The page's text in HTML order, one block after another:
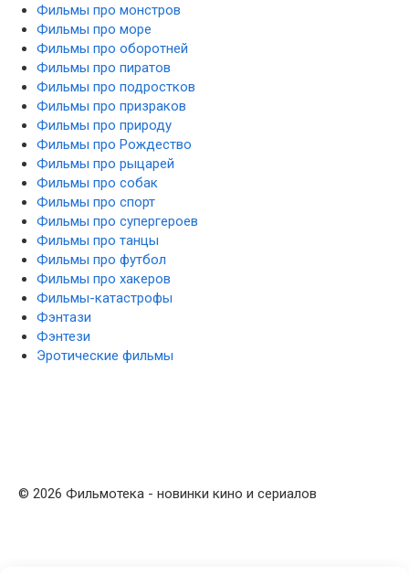
Фильмы про монстров
Фильмы про море
Фильмы про оборотней
Фильмы про пиратов
Фильмы про подростков
Фильмы про призраков
Фильмы про природу
Фильмы про Рождество
Фильмы про рыцарей
Фильмы про собак
Фильмы про спорт
Фильмы про супергероев
Фильмы про танцы
Фильмы про футбол
Фильмы про хакеров
Фильмы-катастрофы
Фэнтази
Фэнтези
Эротические фильмы
© 2026 Фильмотека - новинки кино и сериалов